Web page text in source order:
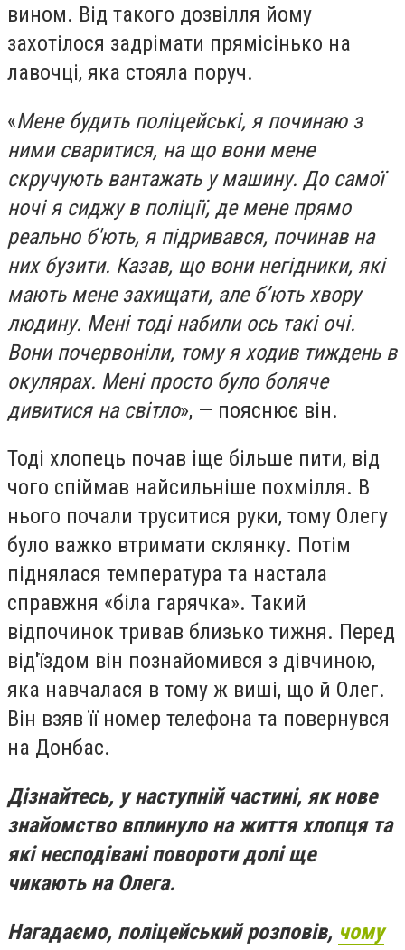
вином. Від такого дозвілля йому
захотілося задрімати прямісінько на
лавочці, яка стояла поруч.
«Мене будить поліцейські, я починаю з
ними сваритися, на що вони мене
скручують вантажать у машину. До самої
ночі я сиджу в поліції, де мене прямо
реально б'ють, я підривався, починав на
них бузити. Казав, що вони негідники, які
мають мене захищати, але б’ють хвору
людину. Мені тоді набили ось такі очі.
Вони почервоніли, тому я ходив тиждень в
окулярах. Мені просто було боляче
дивитися на світло», — пояснює він.
Тоді хлопець почав іще більше пити, від
чого спіймав найсильніше похмілля. В
нього почали труситися руки, тому Олегу
було важко втримати склянку. Потім
піднялася температура та настала
справжня «біла гарячка». Такий
відпочинок тривав близько тижня. Перед
від'їздом він познайомився з дівчиною,
яка навчалася в тому ж виші, що й Олег.
Він взяв її номер телефона та повернувся
на Донбас.
Дізнайтесь, у наступній частині, як нове
знайомство вплинуло на життя хлопця та
які несподівані повороти долі ще
чикають на Олега.
Нагадаємо, поліцейський розповів, чому